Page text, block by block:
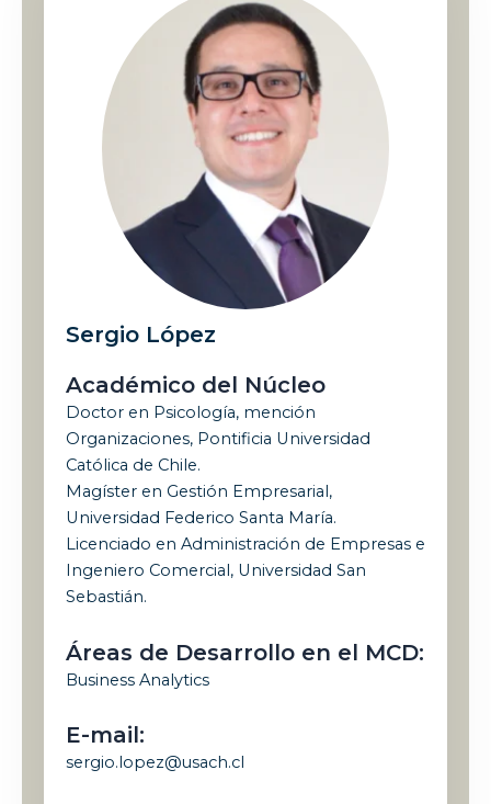
Sergio López
Académico del Núcleo
Doctor en Psicología, mención
Organizaciones, Pontificia Universidad
Católica de Chile.
Magíster en Gestión Empresarial,
Universidad Federico Santa María.
Licenciado en Administración de Empresas e
Ingeniero Comercial, Universidad San
Sebastián.
Áreas de Desarrollo en el MCD:
Business Analytics
E-mail:
sergio.lopez@usach.cl